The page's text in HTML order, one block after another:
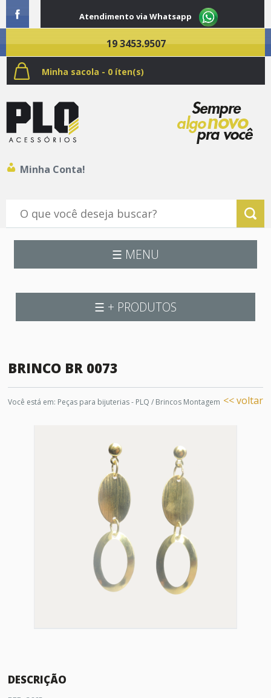
Atendimento via Whatsapp
19 3453.9507
Minha sacola - 0 íten(s)
Minha Conta!
☰ MENU
☰ + PRODUTOS
BRINCO BR 0073
Você está em: Peças para bijuterias - PLQ / Brincos Montagem << voltar
DESCRIÇÃO